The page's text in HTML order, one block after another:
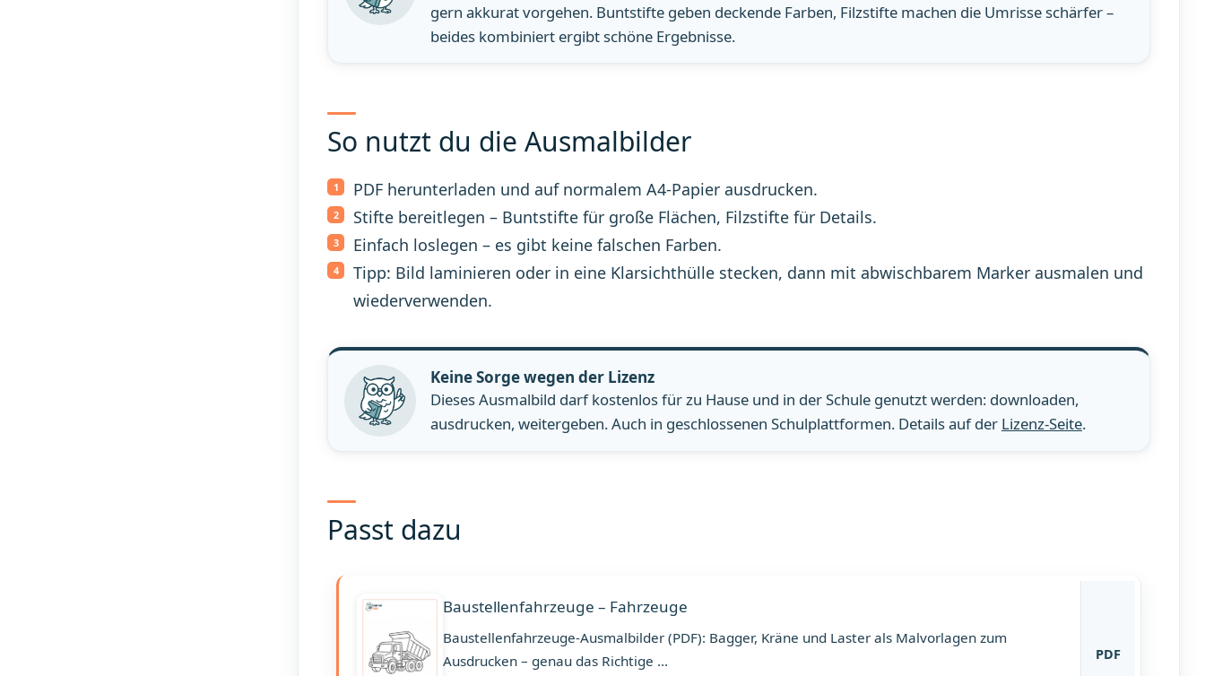
gern akkurat vorgehen. Buntstifte geben deckende Farben, Filzstifte machen die Umrisse schärfer –
beides kombiniert ergibt schöne Ergebnisse.
So nutzt du die Ausmalbilder
PDF herunterladen und auf normalem A4-Papier ausdrucken.
Stifte bereitlegen – Buntstifte für große Flächen, Filzstifte für Details.
Einfach loslegen – es gibt keine falschen Farben.
Tipp: Bild laminieren oder in eine Klarsichthülle stecken, dann mit abwischbarem Marker ausmalen und
wiederverwenden.
Keine Sorge wegen der Lizenz
Dieses Ausmalbild darf kostenlos für zu Hause und in der Schule genutzt werden: downloaden,
ausdrucken, weitergeben. Auch in geschlossenen Schulplattformen. Details auf der Lizenz-Seite.
Passt dazu
Baustellenfahrzeuge – Fahrzeuge
Baustellenfahrzeuge-Ausmalbilder (PDF): Bagger, Kräne und Laster als Malvorlagen zum
Ausdrucken – genau das Richtige ...
PDF